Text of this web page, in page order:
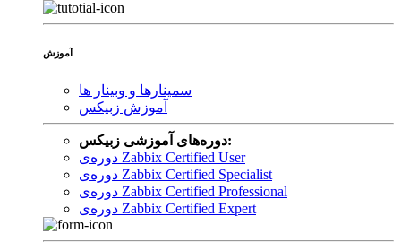
آموزش
سمینارها و وبینار ها
آموزش زبیکس
دوره‌های آموزشی زبیکس:
دوره‌ی Zabbix Certified User
دوره‌ی Zabbix Certified Specialist
دوره‌ی Zabbix Certified Professional
دوره‌ی Zabbix Certified Expert